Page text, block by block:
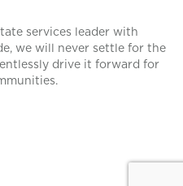
services leader with
we will never settle for the
drive it forward for